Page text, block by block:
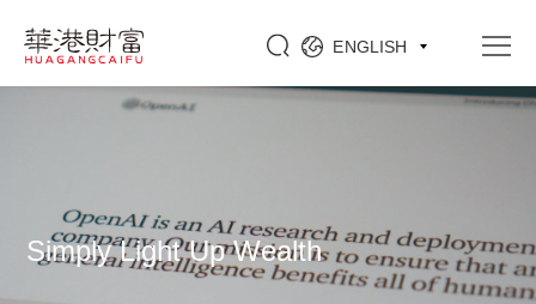
ENGLISH
Simply Light Up Wealth